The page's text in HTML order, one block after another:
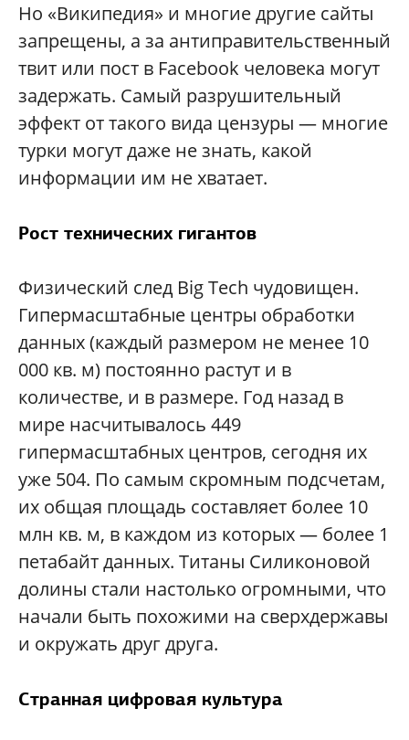
Но «Википедия» и многие другие сайты
запрещены, а за антиправительственный
твит или пост в Facebook человека могут
задержать. Самый разрушительный
эффект от такого вида цензуры — многие
турки могут даже не знать, какой
информации им не хватает.
Рост технических гигантов
Физический след Big Tech чудовищен.
Гипермасштабные центры обработки
данных (каждый размером не менее 10
000 кв. м) постоянно растут и в
количестве, и в размере. Год назад в
мире насчитывалось 449
гипермасштабных центров, сегодня их
уже 504. По самым скромным подсчетам,
их общая площадь составляет более 10
млн кв. м, в каждом из которых — более 1
петабайт данных. Титаны Силиконовой
долины стали настолько огромными, что
начали быть похожими на сверхдержавы
и окружать друг друга.
Странная цифровая культура